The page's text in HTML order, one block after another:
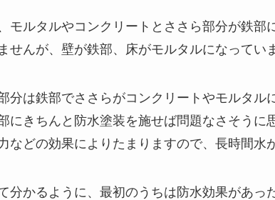
モルタルやコンクリートとささら部分が鉄部
せんが、壁が鉄部、床がモルタルになってい
分は鉄部でささらがコンクリートやモルタル
にきちんと防水塗装を施せば問題なさそうに
などの効果によりたまりますので、長時間水
分かるように、最初のうちは防水効果があっ